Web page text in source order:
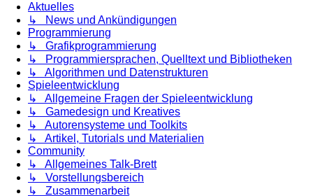
Aktuelles
↳ News und Ankündigungen
Programmierung
↳ Grafikprogrammierung
↳ Programmiersprachen, Quelltext und Bibliotheken
↳ Algorithmen und Datenstrukturen
Spieleentwicklung
↳ Allgemeine Fragen der Spieleentwicklung
↳ Gamedesign und Kreatives
↳ Autorensysteme und Toolkits
↳ Artikel, Tutorials und Materialien
Community
↳ Allgemeines Talk-Brett
↳ Vorstellungsbereich
↳ Zusammenarbeit